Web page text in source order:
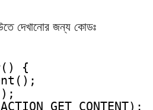
দেখানোর জন্য কোডঃ
{
);